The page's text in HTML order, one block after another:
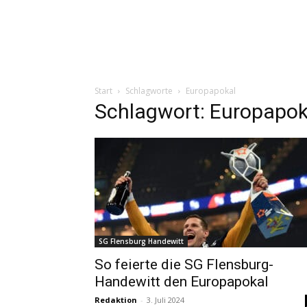
Start Schlagworte Europapokal
Schlagwort:
SG Flensburg Handewitt
So feierte die SG Flensburg-
Handewitt den Europapokal
Redaktion - 3. Juli 2024